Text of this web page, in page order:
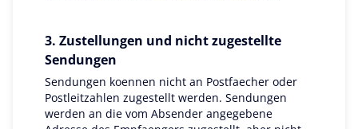
3. Zustellungen und nicht zugestellte
Sendungen
Sendungen koennen nicht an Postfaecher oder
Postleitzahlen zugestellt werden. Sendungen
werden an die vom Absender angegebene